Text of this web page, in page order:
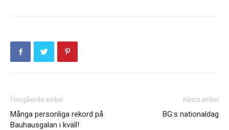
Föregående artikel
Många personliga rekord på
Bauhausgalan i kväll!
Nästa artikel
BG:s nationaldag